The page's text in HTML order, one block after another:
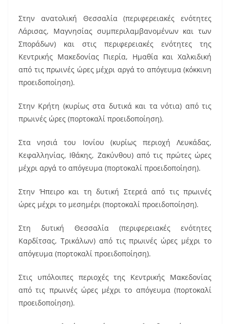
Στην ανατολική Θεσσαλία (περιφερειακές ενότητες
Λάρισας, Μαγνησίας συμπεριλαμβανομένων και των
Σποράδων) και στις περιφερειακές ενότητες της
Κεντρικής Μακεδονίας Πιερία, Ημαθία και Χαλκιδική
από τις πρωινές ώρες μέχρι αργά το απόγευμα (κόκκινη
προειδοποίηση).
Στην Κρήτη (κυρίως στα δυτικά και τα νότια) από τις
πρωινές ώρες (πορτοκαλί προειδοποίηση).
Στα νησιά του Ιονίου (κυρίως περιοχή Λευκάδας,
Κεφαλληνίας, Ιθάκης, Ζακύνθου) από τις πρώτες ώρες
μέχρι αργά το απόγευμα (πορτοκαλί προειδοποίηση).
Στην Ήπειρο και τη δυτική Στερεά από τις πρωινές
ώρες μέχρι το μεσημέρι (πορτοκαλί προειδοποίηση).
Στη δυτική Θεσσαλία (περιφερειακές ενότητες
Καρδίτσας, Τρικάλων) από τις πρωινές ώρες μέχρι το
απόγευμα (πορτοκαλί προειδοποίηση).
Στις υπόλοιπες περιοχές της Κεντρικής Μακεδονίας
από τις πρωινές ώρες μέχρι το απόγευμα (πορτοκαλί
προειδοποίηση).